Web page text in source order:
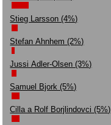
Stieg Larsson (4%)
Stefan Ahnhem (2%)
Jussi Adler-Olsen (3%)
Samuel Bjork (5%)
Cilla a Rolf Borjlindovci (5%)